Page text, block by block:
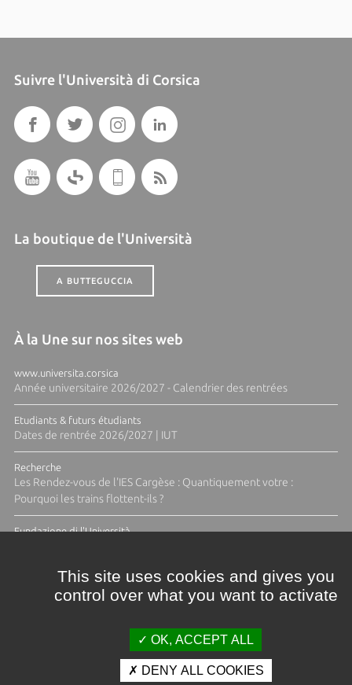
Suivre l'Università di Corsica
La boutique de l'Università
A BUTTEGUCCIA
À la Une sur nos sites web
www.universita.corsica
Année universitaire 2026/2027 - Calendrier des rentrées
Etudiants & futurs étudiants
Dates de rentrée 2026/2027 | IUT
Recherche
Les Rendez-vous de l'IES Cargèse : Quantiquement votre :
Pourquoi les trains flottent-ils ?
Fundazione di l'Università
This site uses cookies and gives you
control over what you want to activate
OK, ACCEPT ALL
DENY ALL COOKIES